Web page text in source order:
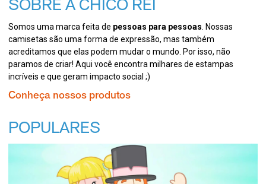
SOBRE A CHICO REI
Somos uma marca feita de pessoas para pessoas. Nossas
camisetas são uma forma de expressão, mas também
acreditamos que elas podem mudar o mundo. Por isso, não
paramos de criar! Aqui você encontra milhares de estampas
incríveis e que geram impacto social ;)
Conheça nossos produtos
POPULARES